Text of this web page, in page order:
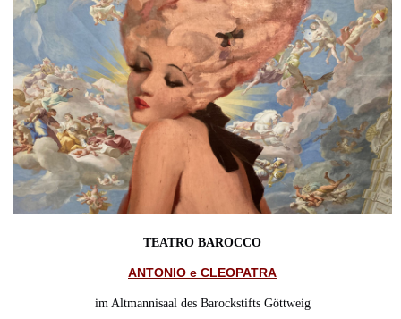
TEATRO BAROCCO
ANTONIO e CLEOPATRA
im Altmannisaal des Barockstifts Göttweig